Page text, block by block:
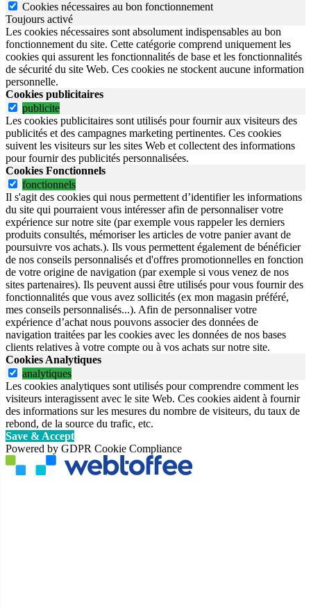
Cookies nécessaires au bon fonctionnement
Toujours activé
Les cookies nécessaires sont absolument indispensables au bon
fonctionnement du site. Cette catégorie comprend uniquement les
cookies qui assurent les fonctionnalités de base et les fonctionnalités
de sécurité du site Web. Ces cookies ne stockent aucune information
personnelle.
Cookies publicitaires
publicite
Les cookies publicitaires sont utilisés pour fournir aux visiteurs des
publicités et des campagnes marketing pertinentes. Ces cookies
suivent les visiteurs sur les sites Web et collectent des informations
pour fournir des publicités personnalisées.
Cookies Fonctionnels
fonctionnels
Il s'agit des cookies qui nous permettent d’identifier les informations
du site qui pourraient vous intéresser afin de personnaliser votre
expérience sur notre site (par exemple vous rappeler les derniers
produits consultés, mémoriser les articles de votre panier avant de
poursuivre vos achats.). Ils vous permettent également de bénéficier
de nos conseils personnalisés et d'offres promotionnelles en fonction
de votre origine de navigation (par exemple si vous venez de nos
sites partenaires). Ils peuvent aussi être utilisés pour vous fournir des
fonctionnalités que vous avez sollicités (ex mon magasin préféré,
mes conseils personnalisés...). Afin de personnaliser votre
expérience d’achat nous pouvons associer des données de
navigation traitées par les cookies avec les données de nos bases
clients relatives à votre compte ou à vos achats sur notre site.
Cookies Analytiques
analytiques
Les cookies analytiques sont utilisés pour comprendre comment les
visiteurs interagissent avec le site Web. Ces cookies aident à fournir
des informations sur les mesures du nombre de visiteurs, du taux de
rebond, de la source du trafic, etc.
Save & Accept
Powered by GDPR Cookie Compliance